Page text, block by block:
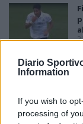
Diario
Information
If you wish to
processing of